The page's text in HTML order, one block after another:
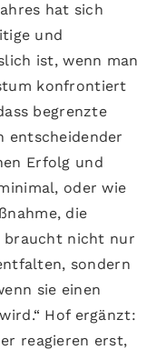
hat sich
und
ist, wenn man
konfrontiert
begrenzte
entscheidender
Erfolg und
oder wie
die
braucht nicht nur
sondern
sie einen
Hof ergänzt:
reagieren erst,